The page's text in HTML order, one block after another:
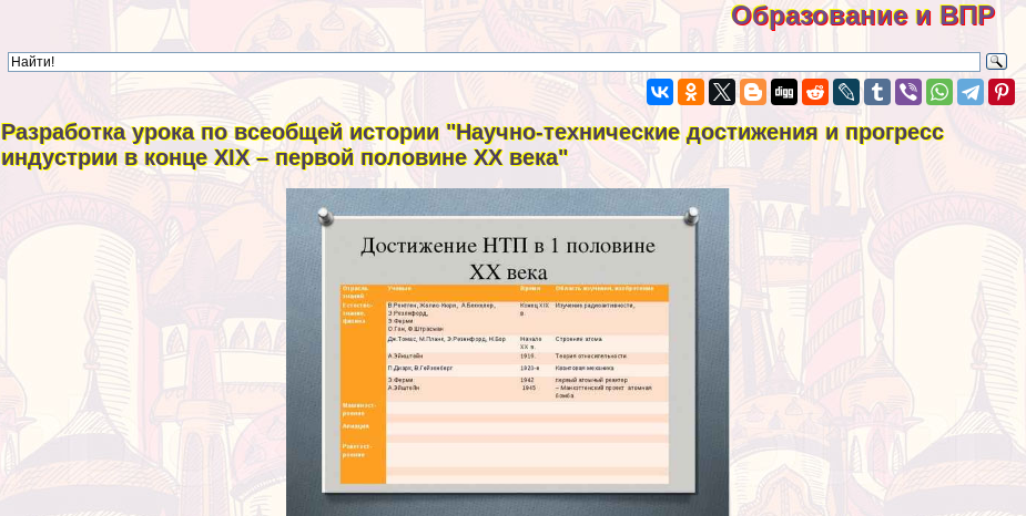
Образование и ВПР
Разработка урока по всеобщей истории "Научно-технические достижения и прогресс
индустрии в конце XIX – первой половине ХХ века"